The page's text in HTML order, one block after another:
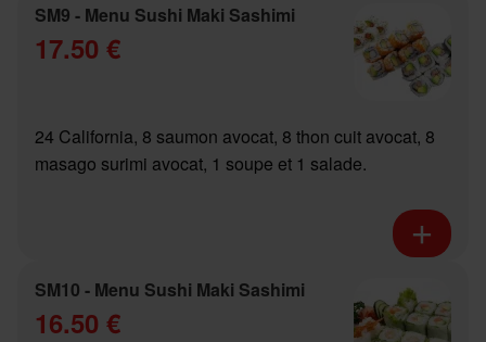
SM9 - Menu Sushi Maki Sashimi
17.50 €
24 California, 8 saumon avocat, 8 thon cuit avocat, 8
masago surimi avocat, 1 soupe et 1 salade.
SM10 - Menu Sushi Maki Sashimi
16.50 €